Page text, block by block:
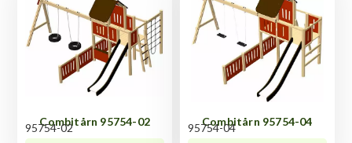
Combitårn 95754-02
95754-02 Combitårn 95754-04
95754-04